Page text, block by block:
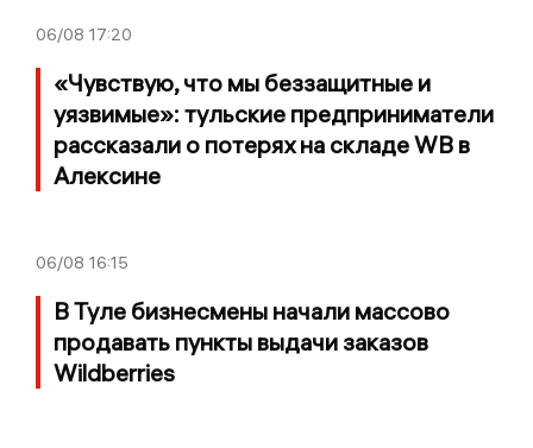
06/08 17:20
«Чувствую, что мы беззащитные и
уязвимые»: тульские предприниматели
рассказали о потерях на складе WB в
Алексине
06/08 16:15
В Туле бизнесмены начали массово
продавать пункты выдачи заказов
Wildberries